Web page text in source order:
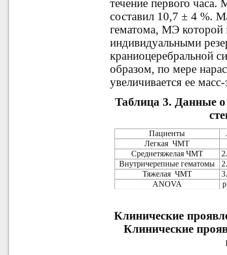
течение первого
составил 10,7 ± 4 %.
гематома, МЭ которой
индивидуальными
краниоцеребральной
образом, по мере
увеличивается ее
Таблица 3. Данные
Пациенты
Легкая ЧМТ
Среднетяжелая ЧМТ
Внутричерепные гематомы
Тяжелая ЧМТ
ANOVA
Клинические
Клинические